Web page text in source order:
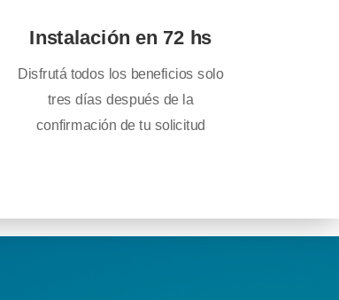
Instalación en 72 hs
Disfrutá todos los beneficios solo
tres días después de la
confirmación de tu solicitud